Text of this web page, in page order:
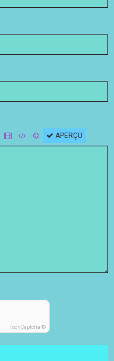
APERÇU
IconCaptcha ©